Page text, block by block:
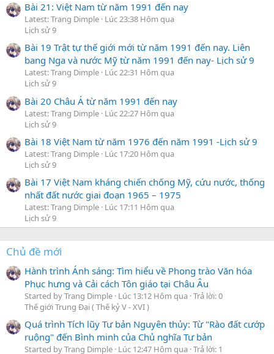
Bài 21: Việt Nam từ năm 1991 đến nay
Latest: Trang Dimple Lúc 23:38 Hôm qua
Lịch sử 9
Bài 19 Trật tự thế giới mới từ năm 1991 đến nay. Liên
bang Nga và nước Mỹ từ năm 1991 đến nay- Lịch sử 9
Latest: Trang Dimple Lúc 22:31 Hôm qua
Lịch sử 9
Bài 20 Châu Á từ năm 1991 đến nay
Latest: Trang Dimple Lúc 22:27 Hôm qua
Lịch sử 9
Bài 18 Việt Nam từ năm 1976 đến năm 1991 -Lịch sử 9
Latest: Trang Dimple Lúc 17:20 Hôm qua
Lịch sử 9
Bài 17 Việt Nam kháng chiến chống Mỹ, cứu nước, thống
nhất đất nước giai đoạn 1965 – 1975
Latest: Trang Dimple Lúc 17:11 Hôm qua
Lịch sử 9
Chủ đề mới
Hành trình Ánh sáng: Tìm hiểu về Phong trào Văn hóa
Phục hưng và Cải cách Tôn giáo tại Châu Âu
Started by Trang Dimple Lúc 13:12 Hôm qua Trả lời: 0
Thế giới Trung Đại ( Thế kỷ V - XVI )
Quá trình Tích lũy Tư bản Nguyên thủy: Từ "Rào đất cướp
ruộng" đến Bình minh của Chủ nghĩa Tư bản
Started by Trang Dimple Lúc 12:47 Hôm qua Trả lời: 1